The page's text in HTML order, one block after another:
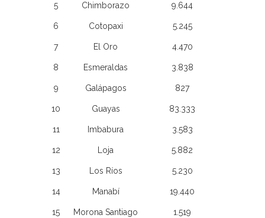
5 Chimborazo 9.644
6 Cotopaxi 5.245
7 El Oro 4.470
8 Esmeraldas 3.838
9 Galápagos 827
10 Guayas 83.333
11 Imbabura 3.583
12 Loja 5.882
13 Los Ríos 5.230
14 Manabí 19.440
15 Morona Santiago 1.519